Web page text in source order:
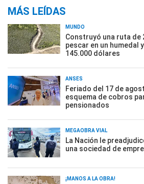
MÁS LEÍDAS
MUNDO
Construyó una ruta de
pescar en un humedal
145.000 dólares
ANSES
Feriado del 17 de
esquema de cobros
pensionados
MEGAOBRA VIAL
La Nación le
una sociedad de
¡MANOS A LA OBRA!